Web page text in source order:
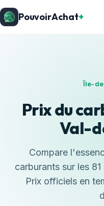
PouvoirAchat+
Île-
Prix du
Val-
Compare
carburants sur les
Prix officiels en